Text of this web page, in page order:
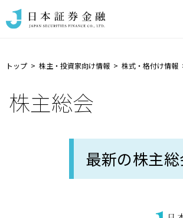
トップ 株主・投資家向け情報 株式・格付け情報
株主総会
最新の株主